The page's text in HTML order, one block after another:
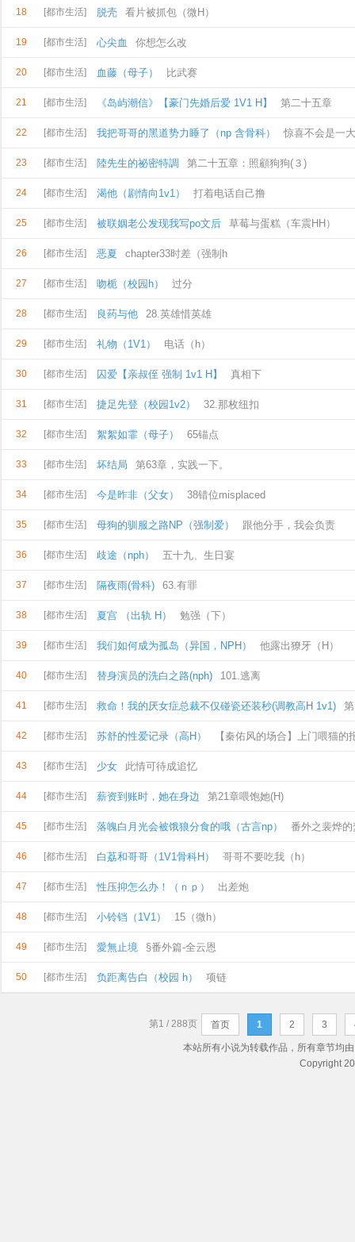
18 [都市生活] 脱壳 看片被抓包（微H）
19 [都市生活] 心尖血 你想怎么改
20 [都市生活] 血藤（母子） 比武赛
21 [都市生活] 《岛屿潮信》【豪门先婚后爱 1V1 H】 第二十五章
22 [都市生活] 我把哥哥的黑道势力睡了（np 含骨科） 惊喜不会是一
23 [都市生活] 陸先生的祕密特調 第二十五章：照顧狗狗(３)
24 [都市生活] 渴他（剧情向1v1） 打着电话自己撸
25 [都市生活] 被联姻老公发现我写po文后 草莓与蛋糕（车震HH）
26 [都市生活] 恶夏 chapter33时差（强制h
27 [都市生活] 吻栀（校园h） 过分
28 [都市生活] 良药与他 28.英雄惜英雄
29 [都市生活] 礼物（1V1） 电话（h）
30 [都市生活] 囚爱【亲叔侄 强制 1v1 H】 真相下
31 [都市生活] 捷足先登（校园1v2） 32.那枚纽扣
32 [都市生活] 絮絮如霏（母子） 65锚点
33 [都市生活] 坏结局 第63章，实践一下。
34 [都市生活] 今是昨非（父女） 38错位misplaced
35 [都市生活] 母狗的驯服之路NP（强制爱） 跟他分手，我会负责
36 [都市生活] 歧途（nph） 五十九、生日宴
37 [都市生活] 隔夜雨(骨科) 63.有罪
38 [都市生活] 夏宫 （出轨 H） 勉强（下）
39 [都市生活] 我们如何成为孤岛（异国，NPH） 他露出獠牙（H）
40 [都市生活] 替身演员的洗白之路(nph) 101.逃离
41 [都市生活] 救命！我的厌女症总裁不仅碰瓷还装秒(调教高H 1v1)
位深入H）
42 [都市生活] 苏舒的性爱记录（高H） 【秦佑风的场合】上门喂猫的
43 [都市生活] 少女 此情可待成追忆
44 [都市生活] 薪资到账时，她在身边 第21章喂饱她(H)
45 [都市生活] 落魄白月光会被饿狼分食的哦（古言np） 番外之裴烨
有
46 [都市生活] 白荔和哥哥（1V1骨科H） 哥哥不要吃我（h）
47 [都市生活] 性压抑怎么办！（ｎｐ） 出差炮
48 [都市生活] 小铃铛（1V1） 15（微h）
49 [都市生活] 愛無止境 §番外篇-全云恩
50 [都市生活] 负距离告白（校园 h） 项链
第1 / 288页 首页 1 2 3
本站所有小说为转载作品，所有章节均
Copyright